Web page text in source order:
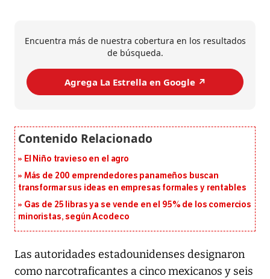
Encuentra más de nuestra cobertura en los resultados
de búsqueda.
Agrega La Estrella en Google ↗️
El Niño travieso en el agro
Más de 200 emprendedores panameños buscan
transformar sus ideas en empresas formales y rentables
Gas de 25 libras ya se vende en el 95% de los comercios
minoristas, según Acodeco
Las autoridades estadounidenses designaron
como narcotraficantes a cinco mexicanos y seis